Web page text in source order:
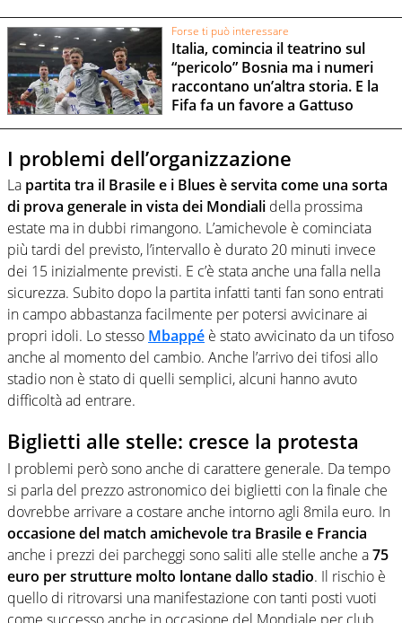
Forse ti può interessare
Italia, comincia il teatrino sul
“pericolo” Bosnia ma i numeri
raccontano un’altra storia. E la
Fifa fa un favore a Gattuso
I problemi dell’organizzazione
La partita tra il Brasile e i Blues è servita come una sorta
di prova generale in vista dei Mondiali della prossima
estate ma in dubbi rimangono. L’amichevole è cominciata
più tardi del previsto, l’intervallo è durato 20 minuti invece
dei 15 inizialmente previsti. E c’è stata anche una falla nella
sicurezza. Subito dopo la partita infatti tanti fan sono entrati
in campo abbastanza facilmente per potersi avvicinare ai
propri idoli. Lo stesso Mbappé è stato avvicinato da un tifoso
anche al momento del cambio. Anche l’arrivo dei tifosi allo
stadio non è stato di quelli semplici, alcuni hanno avuto
difficoltà ad entrare.
Biglietti alle stelle: cresce la protesta
I problemi però sono anche di carattere generale. Da tempo
si parla del prezzo astronomico dei biglietti con la finale che
dovrebbe arrivare a costare anche intorno agli 8mila euro. In
occasione del match amichevole tra Brasile e Francia
anche i prezzi dei parcheggi sono saliti alle stelle anche a75
euro per strutture molto lontane dallo stadio. Il rischio è
quello di ritrovarsi una manifestazione con tanti posti vuoti